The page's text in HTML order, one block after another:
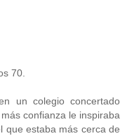
70.
un colegio concertado
confianza le inspiraba
que estaba más cerca de